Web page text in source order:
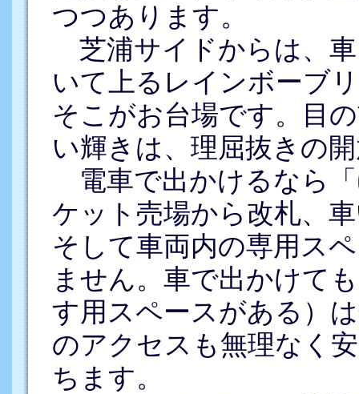
つつあります。
芝浦サイドからは、
いて上るレインボーブ
そこがお台場です。目
い輝きは、理屈抜きの
電車で出かけるなら
ケット売場から改札、
そして車両内の専用ス
ません。車で出かけて
す用スペースがある）
のアクセスも無理なく
ちます。